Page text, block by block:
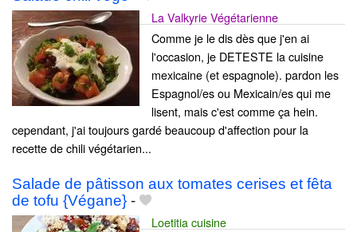
La Valkyrie Végétarienne
Comme je le dis dès que j'en ai
l'occasion, je DETESTE la cuisine
mexicaine (et espagnole). pardon les
Espagnol/es ou Mexicain/es qui me
lisent, mais c'est comme ça hein.
cependant, j'ai toujours gardé beaucoup d'affection pour la
recette de chili végétarien...
Salade de pâtisson aux tomates cerises et fêta
de tofu {Végane} -
Loetitia cuisine